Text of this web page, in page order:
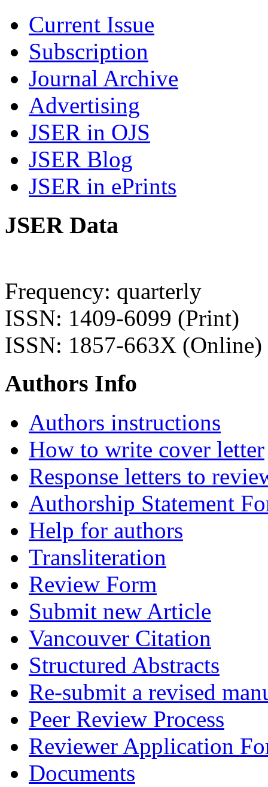
Current Issue
Subscription
Journal Archive
Advertising
JSER in OJS
JSER Blog
JSER in ePrints
JSER Data
Frequency: quarterly
ISSN: 1409-6099 (Print)
ISSN: 1857-663X (Online)
Authors Info
Authors instructions
How to write cover letter
Response letters to
Authorship Statement
Help for authors
Transliteration
Review Form
Submit new Article
Vancouver Citation
Structured Abstracts
Re-submit a revised
Peer Review Process
Reviewer Application
Documents